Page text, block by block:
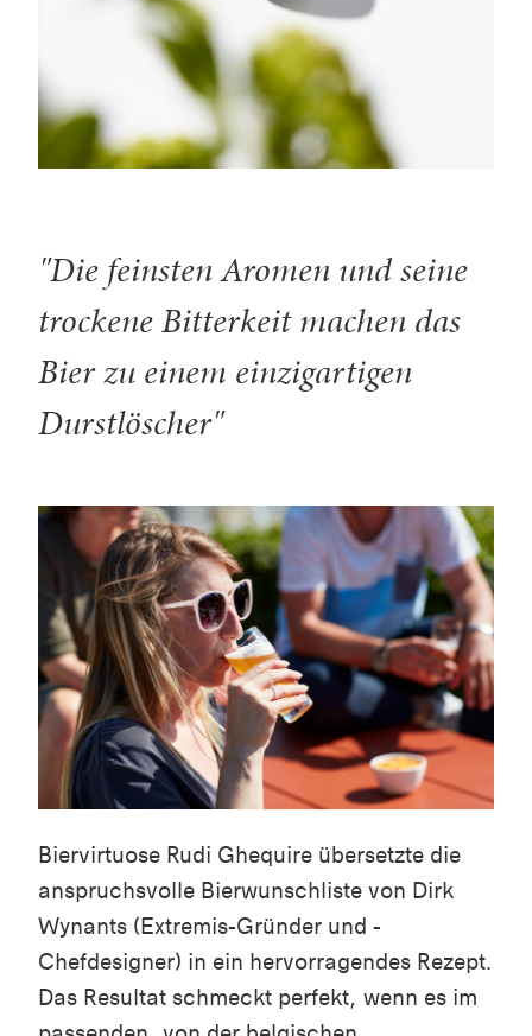
"Die feinsten Aromen und seine
trockene Bitterkeit machen das
Bier zu einem einzigartigen
Durstlöscher"
Biervirtuose Rudi Ghequire übersetzte die
anspruchsvolle Bierwunschliste von Dirk
Wynants (Extremis-Gründer und -
Chefdesigner) in ein hervorragendes Rezept.
Das Resultat schmeckt perfekt, wenn es im